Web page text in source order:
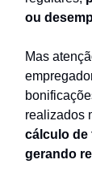
ou
Mas
realizados
cálculo de
gerando